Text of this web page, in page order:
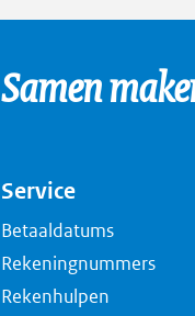
Samen
Service
Betaaldatums
Rekeningnummers
Rekenhulpen